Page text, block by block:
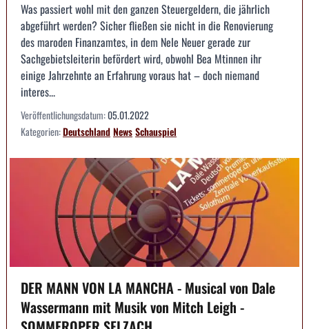
Was passiert wohl mit den ganzen Steuergeldern, die jährlich
abgeführt werden? Sicher fließen sie nicht in die Renovierung
des maroden Finanzamtes, in dem Nele Neuer gerade zur
Sachgebietsleiterin befördert wird, obwohl Bea Mtinnen ihr
einige Jahrzehnte an Erfahrung voraus hat – doch niemand
interes...
Veröffentlichungsdatum:05.01.2022
Kategorien:DeutschlandNewsSchauspiel
DER MANN VON LA MANCHA - Musical von Dale
Wassermann mit Musik von Mitch Leigh -